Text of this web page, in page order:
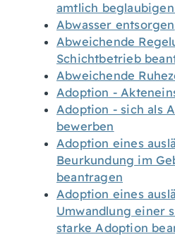
amtlich beglaubigen
Abwasser entsorgen
Abweichende
Schichtbetrieb
Abweichende
Adoption -
Adoption - sich als
bewerben
Adoption eines
Beurkundung im
beantragen
Adoption eines
Umwandlung einer
starke Adoption